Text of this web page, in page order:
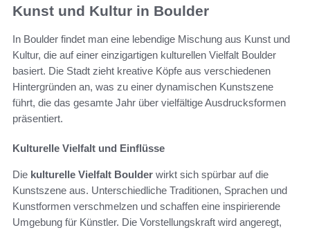
Kunst und Kultur in Boulder
In Boulder findet man eine lebendige Mischung aus Kunst und
Kultur, die auf einer einzigartigen kulturellen Vielfalt Boulder
basiert. Die Stadt zieht kreative Köpfe aus verschiedenen
Hintergründen an, was zu einer dynamischen Kunstszene
führt, die das gesamte Jahr über vielfältige Ausdrucksformen
präsentiert.
Kulturelle Vielfalt und Einflüsse
Die kulturelle Vielfalt Boulder wirkt sich spürbar auf die
Kunstszene aus. Unterschiedliche Traditionen, Sprachen und
Kunstformen verschmelzen und schaffen eine inspirierende
Umgebung für Künstler. Die Vorstellungskraft wird angeregt,